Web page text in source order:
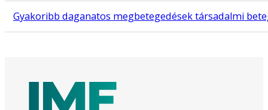
Gyakoribb daganatos megbetegedések társadalmi